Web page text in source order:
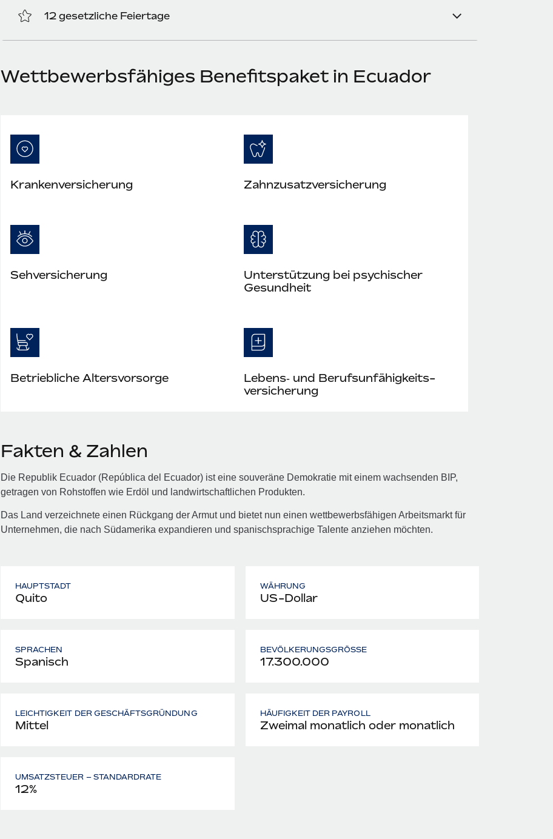
12 gesetzliche Feiertage
Wettbewerbsfähiges Benefitspaket in Ecuador
Kranken­versicherung Zahn­zusatz­versicherung
Seh­versicherung
Unterstützung bei psychischer
Gesundheit
Betriebliche Altersvorsorge
Lebens‑ und Berufs­unfähig­keits­
versicherung
Fakten & Zahlen
Die Republik Ecuador (República del Ecuador) ist eine souveräne Demokratie mit einem wachsenden BIP,
getragen von Rohstoffen wie Erdöl und landwirtschaftlichen Produkten.
Das Land verzeichnete einen Rückgang der Armut und bietet nun einen wettbewerbsfähigen Arbeitsmarkt für
Unternehmen, die nach Südamerika expandieren und spanischsprachige Talente anziehen möchten.
HAUPTSTADT
Quito
WÄHRUNG
US-Dollar
SPRACHEN
Spanisch
BEVÖLKERUNGSGRÖSSE
17.300.000
LEICHTIGKEIT DER GESCHÄFTSGRÜNDUNG
Mittel
HÄUFIGKEIT DER PAYROLL
Zweimal monatlich oder monatlich
UMSATZSTEUER – STANDARDRATE
12%